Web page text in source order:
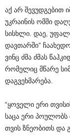
აქ არ შევუდგებით
უკრაინის ომში
სისხლი. დაე,
დავთარში”
ვინც ძმა ძმას
რომელიც მწარე
დაგვეხმარება.
“ყოველი ერი
საცა ერი პოულობს
თვის ზნეობითს და